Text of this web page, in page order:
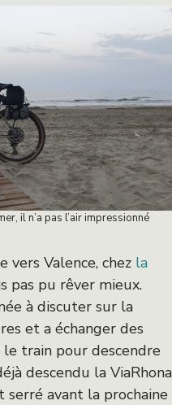
il n’a pas l’air impressionné
vers Valence, chez la
pas pu rêver mieux.
à discuter sur la
et a échanger des
le train pour descendre
descendu la ViaRhona
avant la prochaine